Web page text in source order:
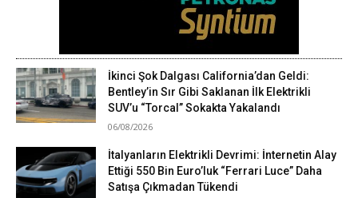
İkinci Şok Dalgası California’dan Geldi:
Bentley’in Sır Gibi Saklanan İlk Elektrikli
SUV’u “Torcal” Sokakta Yakalandı
06/08/2026
İtalyanların Elektrikli Devrimi: İnternetin Alay
Ettiği 550 Bin Euro’luk “Ferrari Luce” Daha
Satışa Çıkmadan Tükendi